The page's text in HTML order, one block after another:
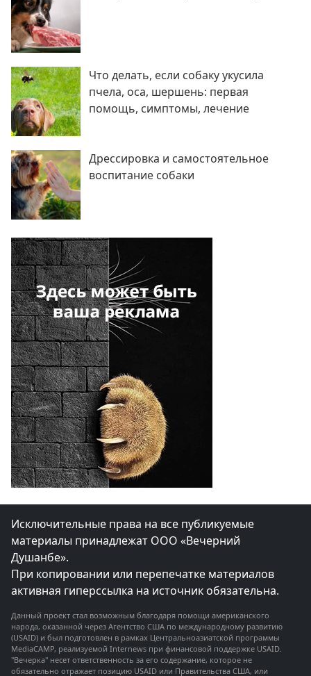
Что делать, если собаку укусила
пчела, оса, шершень: первая
помощь, симптомы, лечение
Дрессировка и самостоятельное
воспитание собаки
Исключительные права на все публикуемые
материалы принадлежат ООО «Вечерний
Душанбе».
При копировании или перепечатке материалов
активная гиперссылка на источник обязательна.
Данный проект стал возможным благодаря помощи американского
народа, оказанной через Агентство США по международному развитию
(USAID) и был подготовлен в рамках Центральноазиатской программы
MediaCAMP, реализуемой Internews при финансовой поддержке USAID.
"Вечерка" несет ответственность за его содержание, которое не
обязательно отражает позицию USAID или Правительства США, или